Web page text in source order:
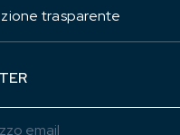
trasparente